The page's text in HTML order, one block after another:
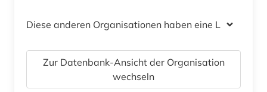
Diese anderen Organisationen haben eine Lizenz
Zur Datenbank-Ansicht der Organisation
wechseln